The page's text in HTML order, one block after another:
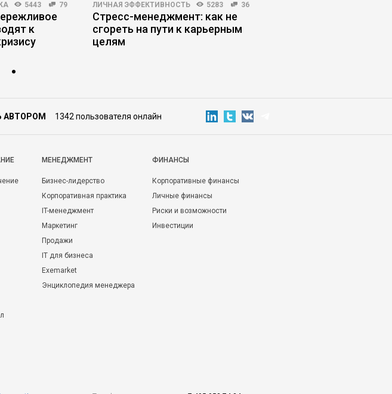
5443 79
к
ЛИЧНАЯ ЭФФЕКТИВНОСТЬ 5283 36
Стресс-менеджмент: как не
сгореть на пути к карьерным
целям
АВТОРОМ 1342 пользователя онлайн
МЕНЕДЖМЕНТ
Бизнес-лидерство
Корпоративная практика
IT-менеджмент
Маркетинг
Продажи
IT для бизнеса
Exemarket
Энциклопедия менеджера
ФИНАНСЫ
Корпоративные финансы
Личные финансы
Риски и возможности
Инвестиции